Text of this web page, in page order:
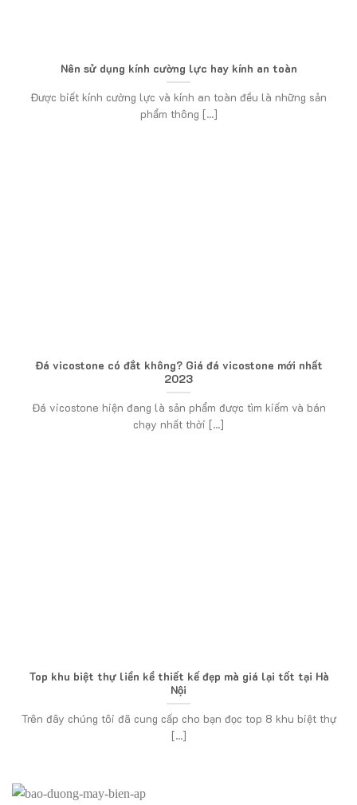
Nên sử dụng kính cường lực hay kính an toàn
Được biết kính cường lực và kính an toàn đều là những sản
phẩm thông [...]
Đá vicostone có đắt không? Giá đá vicostone mới nhất
2023
Đá vicostone hiện đang là sản phẩm được tìm kiếm và bán
chạy nhất thời [...]
Top khu biệt thự liền kề thiết kế đẹp mà giá lại tốt tại Hà
Nội
Trên đây chúng tôi đã cung cấp cho bạn đọc top 8 khu biệt thự
[...]